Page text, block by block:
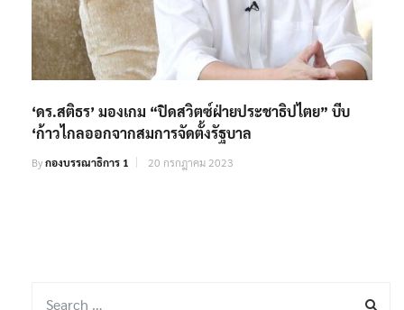
‘ดร.สติธร’ มองเกม “ปิดสวิตซ์ฝ่ายประชาธิปไตย” บีบ
‘ก้าวไกลออกจากสมการจัดตั้งรัฐบาล
Byกองบรรณาธิการ 1 20 กรกฎาคม 2023